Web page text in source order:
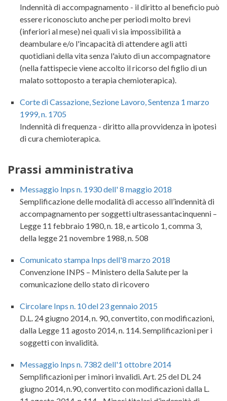
Indennità di accompagnamento - il diritto al beneficio può
essere riconosciuto anche per periodi molto brevi
(inferiori al mese) nei quali vi sia impossibilità a
deambulare e/o l'incapacità di attendere agli atti
quotidiani della vita senza l'aiuto di un accompagnatore
(nella fattispecie viene accolto il ricorso del figlio di un
malato sottoposto a terapia chemioterapica).
Corte di Cassazione, Sezione Lavoro, Sentenza 1 marzo
1999, n. 1705
Indennità di frequenza - diritto alla provvidenza in ipotesi
di cura chemioterapica.
Prassi amministrativa
Messaggio Inps n. 1930 dell' 8 maggio 2018
Semplificazione delle modalità di accesso all’indennità di
accompagnamento per soggetti ultrasessantacinquenni –
Legge 11 febbraio 1980, n. 18, e articolo 1, comma 3,
della legge 21 novembre 1988, n. 508
Comunicato stampa Inps dell'8 marzo 2018
Convenzione INPS – Ministero della Salute per la
comunicazione dello stato di ricovero
Circolare Inps n. 10 del 23 gennaio 2015
D.L. 24 giugno 2014, n. 90, convertito, con modificazioni,
dalla Legge 11 agosto 2014, n. 114. Semplificazioni per i
soggetti con invalidità.
Messaggio Inps n. 7382 dell'1 ottobre 2014
Semplificazioni per i minori invalidi. Art. 25 del DL 24
giugno 2014, n.90, convertito con modificazioni dalla L.